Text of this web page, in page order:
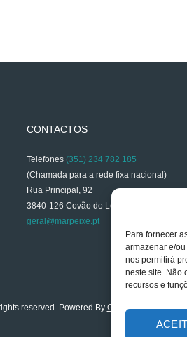
Para fornecer
armazenar e/
nos permitirá
neste site. Não
recursos e
CONTACTOS
Telefones (351) 234 782 185
(Chamada para a rede fixa nacional)
Rua Principal, 92
3840-126 Covão do Lobo
geral@marpeixe.pt
reserved. Powered By GESTWEB